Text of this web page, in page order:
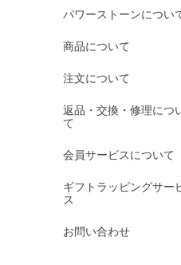
パワーストーンについ
商品について
注文について
返品・交換・修理につ
て
会員サービスについて
ギフトラッピングサー
ス
お問い合わせ